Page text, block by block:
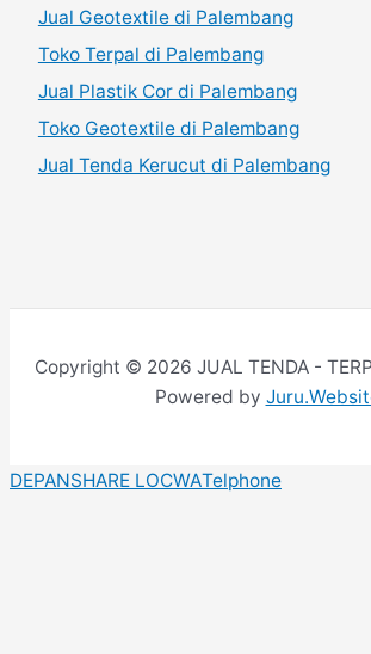
Jual Geotextile di Palembang
Toko Terpal di Palembang
Jual Plastik Cor di Palembang
Toko Geotextile di Palembang
Jual Tenda Kerucut di Palembang
Copyright © 2026 JUAL TENDA -
Powered by
DEPANSHARE LOCWATelphone